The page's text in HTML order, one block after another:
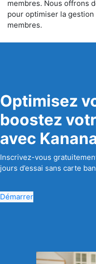
membres. Nous offrons
pour optimiser la gestion
membres.
Optimisez
boostez
avec
Inscrivez-vous
jours d’essai sans carte
Démarrer